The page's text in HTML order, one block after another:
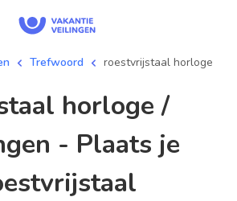
Trefwoord roestvrijstaal horloge
- Plaats je